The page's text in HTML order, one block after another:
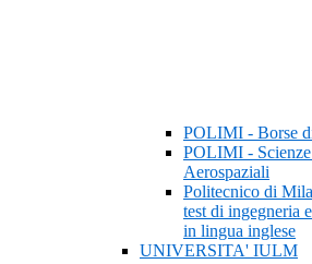
POLIMI - Borse
POLIMI -
Aerospaziali
Politecnico di
test di ingegneria
in lingua inglese
UNIVERSITA' IULM